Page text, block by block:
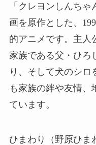
「クレヨンしんち
画を原作とした、
的アニメです。主人
家族である父・ひろ
り、そして犬のシロ
も家族の絆や友情、
ています。
ひまわり（野原ひま